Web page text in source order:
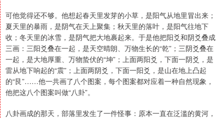
可他觉得还不够。他想起春天里发芽的小草，是阳气从地里冒出来；
夏天里的暴雨，是阴气在天上聚集；秋天里的落叶，是阳气往地下
收；冬天里的冰雪，是阴气把大地裹起来。于是他把阳爻和阴爻叠成
三画：三阳爻叠在一起，是天空晴朗、万物生长的“乾”；三阴爻叠在
一起，是大地厚重、万物蛰伏的“坤”；上面两阳爻，下面一阴爻，是
雷从地下响起的“震”；上面两阴爻，下面一阳爻，是山在地上凸起
的“艮”……他一共画了八个图案，每个图案都对应着一种自然现象，
他把这八个图案叫做“八卦”。
八卦画成的那天，部落里发生了一件怪事：原本一直在泛滥的黄河，